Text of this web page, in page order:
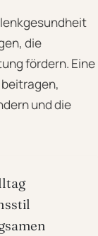
die
fördern. Eine
und die